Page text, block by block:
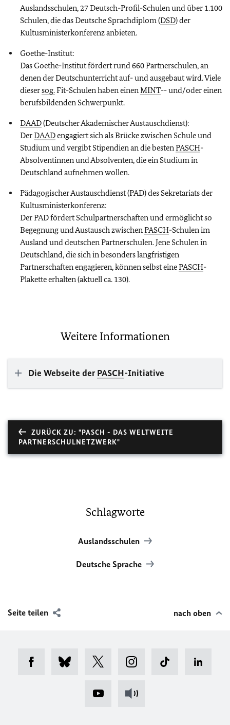
Auslandsschulen, 27 Deutsch-Proﬁl-Schulen und über 1.100
Schulen, die das Deutsche Sprachdiplom (DSD) der
Kultusministerkonferenz anbieten.
Goethe-Institut:
Das Goethe-Institut fördert rund 660 Partnerschulen, an
denen der Deutschunterricht auf- und ausgebaut wird. Viele
diesersog.Fit-Schulen haben einen MINT-- und/oder einen
berufsbildenden Schwerpunkt.
DAAD(Deutscher Akademischer Austauschdienst):
DerDAADengagiert sich als Brücke zwischen Schule und
Studium und vergibt Stipendien an die besten PASCH-
Absolventinnen und Absolventen, die ein Studium in
Deutschland aufnehmen wollen.
Pädagogischer Austauschdienst (PAD) des Sekretariats der
Kultusministerkonferenz:
Der PAD fördert Schulpartnerschaften und ermöglicht so
Begegnung und Austausch zwischen PASCH-Schulen im
Ausland und deutschen Partnerschulen. Jene Schulen in
Deutschland, die sich in besonders langfristigen
Partnerschaften engagieren, können selbst einePASCH-
Plakette erhalten (aktuell ca. 130).
Weitere Informationen
Die Webseite derPASCH-Initiative
ZURÜCK ZU: "PASCH - DAS WELTWEITE
PARTNERSCHULNETZWERK"
Schlagworte
Auslandsschulen
Deutsche Sprache
Seite teilen nach oben